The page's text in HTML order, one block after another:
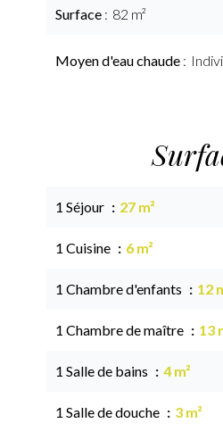
Surface 82 m²
Moyen d'eau chaude
1 Séjour 27 m²
1 Cuisine 6 m²
1 Chambre d'enfants 12
1 Chambre de maître 13
1 Salle de bains 4 m²
1 Salle de douche 3 m²